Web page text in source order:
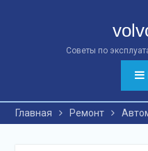
Советы по
Главная Ремонт